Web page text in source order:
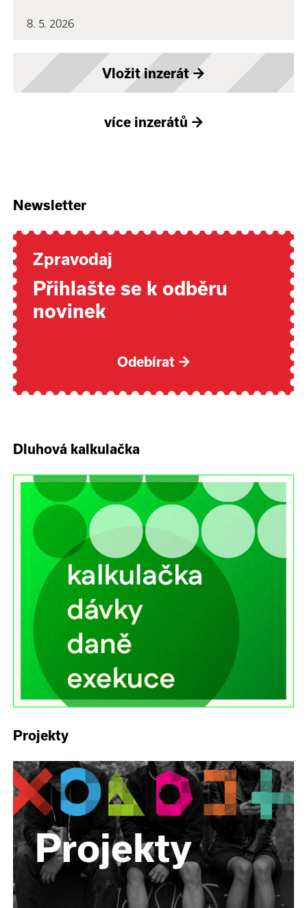
8. 5. 2026
Vložit inzerát→
více inzerátů →
Newsletter
Zpravodaj
Přihlašte se k odběru
novinek
Odebírat →
Dluhová kalkulačka
Projekty